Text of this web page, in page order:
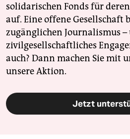
solidarischen Fonds für
auf. Eine offene Gesellschaft
zugänglichen Journalismus –
zivilgesellschaftliches
auch? Dann machen Sie mit
unsere Aktion.
Jetzt